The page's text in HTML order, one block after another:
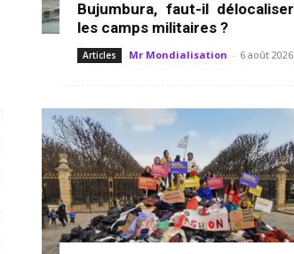
Bujumbura, faut-il délocaliser
les camps militaires ?
Articles Mr Mondialisation - 6 août 2026